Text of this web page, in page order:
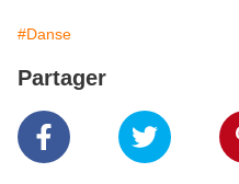
#Danse
Partager